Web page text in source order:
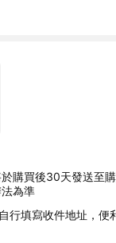
於購買後30天發送至
為準
行填寫收件地址，便